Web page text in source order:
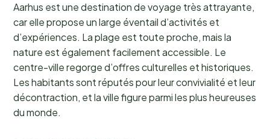
Aarhus est une destination de voyage très attrayante,
car elle propose un large éventail d’activités et
d’expériences. La plage est toute proche, mais la
nature est également facilement accessible. Le
centre-ville regorge d’offres culturelles et historiques.
Les habitants sont réputés pour leur convivialité et leur
décontraction, et la ville figure parmi les plus heureuses
du monde.